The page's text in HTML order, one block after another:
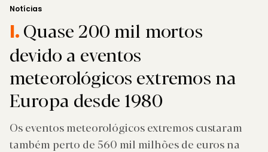
Notícias
I.Quase 200 mil mortos
devido a eventos
meteorológicos extremos na
Europa desde 1980
Os eventos meteorológicos extremos custaram
também perto de 560 mil milhões de euros na